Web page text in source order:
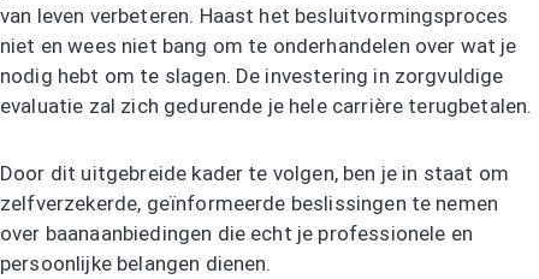
van leven verbeteren. Haast het besluitvormingsproces
niet en wees niet bang om te onderhandelen over wat je
nodig hebt om te slagen. De investering in zorgvuldige
evaluatie zal zich gedurende je hele carrière terugbetalen.
Door dit uitgebreide kader te volgen, ben je in staat om
zelfverzekerde, geïnformeerde beslissingen te nemen
over baanaanbiedingen die echt je professionele en
persoonlijke belangen dienen.